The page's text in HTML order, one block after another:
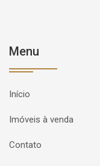
Menu
Início
Imóveis à venda
Contato